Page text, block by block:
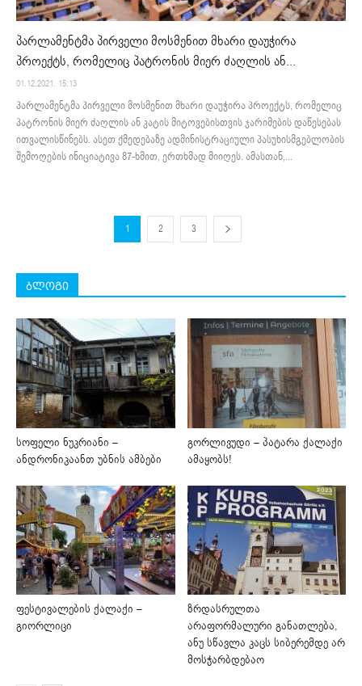
პარლამენტმა პირველი მოსმენით მხარი დაუჭირა
პროექტს, რომელიც პატრონის მიერ ძაღლის ან...
01.12.2021. 15:13
პარლამენტმა პირველი მოსმენით მხარი დაუჭირა პროექტს, რომელიც
პატრონის მიერ ძაღლის ან კატის მიტოვებისთვის ჯარიმების დაწესებას
ითვალისწინებს. ასეთ ქმედებაზე ადმინისტრაციული პასუხისმგებლობის
შემოღების ინიციატივა 87-ხმით, ერთხმად მიიღეს. ამასთან,...
1 2 3
ბლოგი
სოფელი ნუკრიანი –
ანდრონიკაანთ უბნის ამბები
გორლივუდი – პატარა ქალაქი
ამაყობს!
ფესტივალების ქალაქი –
გიორლიცი
ზრდასრულთა
არაფორმალური განათლება,
ანუ სწავლა კაცს სიბერემდე არ
მოსჭარბდებაო